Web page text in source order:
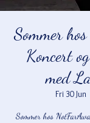
Sommer
Koncert
med
Fri 30 Jun
Sommer hos